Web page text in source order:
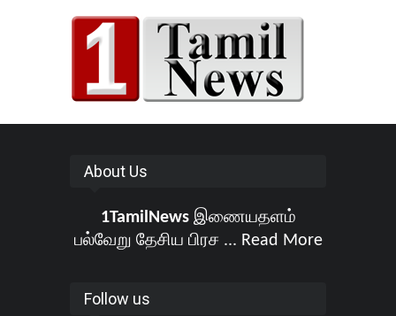
About Us
1TamilNewsஇணையதளம்
பல்வேறு தேசிய பிரச ... Read More
Follow us